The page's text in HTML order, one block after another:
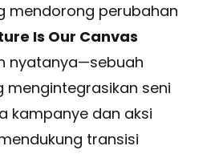
mendorong perubahan
Is Our Canvas
nyatanya—sebuah
mengintegrasikan seni
kampanye dan aksi
transisi